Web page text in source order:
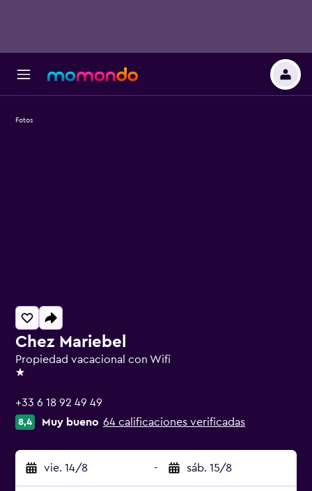
Chez Mariebel
Propiedad vacacional con Wifi
1 estrella
+33 6 18 92 49 49
8,4 Muy bueno 64 calificaciones verificadas
vie. 14/8 - sáb. 15/8
Fotos